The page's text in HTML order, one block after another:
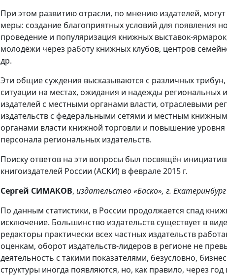
При этом развитию отрасли, по мнению издателей,
меры: создание благоприятных условий для появления
проведение и популяризация книжных выставок-
молодёжи через работу книжных клубов, центров
др.
Эти общие суждения высказываются с различных
ситуации на местах, ожидания и надежды региональных
издателей с местными органами власти, отраслевыми
издательств с федеральными сетями и местным
органами власти книжной торговли и повышение
персонала региональных издательств.
Поиску ответов на эти вопросы был посвящён
книгоиздателей России (АСКИ) в феврале 2015 г.
Сергей СИМАКОВ, издательство «Баско», г. Екатеринбург
По данным статистики, в России продолжается спад
исключение. Большинство издательств существует в
редакторы практически всех частных издательств
оценкам, оборот издательств-лидеров в регионе не
деятельность с такими показателями, безусловно,
структуры иногда появляются, но, как правило, через год